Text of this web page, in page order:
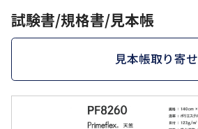
試験書/規格書/見本帳
見本帳取り寄せ